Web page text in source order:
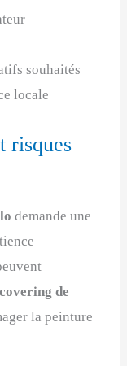
souhaités
locale
risques
demande une
de
la peinture